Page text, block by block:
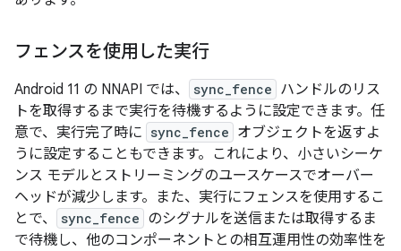
フェンスを使用した実行
Android 11 の NNAPI では、 sync_fence ハンドルのリス
トを取得するまで実行を待機するように設定できます。任
意で、実行完了時に sync_fence オブジェクトを返すよ
うに設定することもできます。これにより、小さいシーケ
ンス モデルとストリーミングのユースケースでオーバー
ヘッドが減少します。また、実行にフェンスを使用するこ
とで、
sync_fence のシグナルを送信または取得するま
で待機し、他のコンポーネントとの相互運用性の効率性を